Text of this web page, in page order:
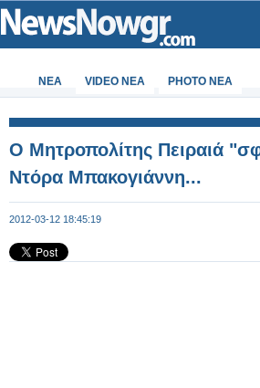
ΝΕΑ VIDEO NEA PHOTO NEA
Ο Μητροπολίτης Πειραιά
Ντόρα Μπακογιάννη...
2012-03-12 18:45:19